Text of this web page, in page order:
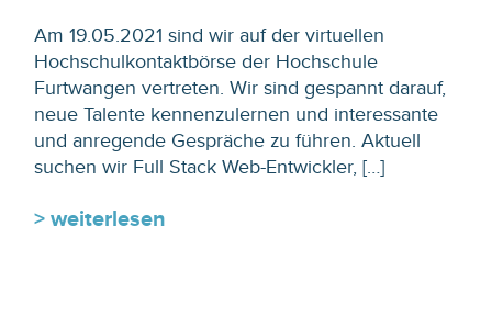
Am 19.05.2021 sind wir auf der virtuellen
Hochschulkontaktbörse der Hochschule
Furtwangen vertreten. Wir sind gespannt darauf,
neue Talente kennenzulernen und interessante
und anregende Gespräche zu führen. Aktuell
suchen wir Full Stack Web-Entwickler, […]
> weiterlesen